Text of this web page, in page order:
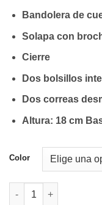
Bandolera de
Solapa con
Cierre
Dos bolsillos
Dos correas
Altura: 18 cm
Color
Bandolera Barbara